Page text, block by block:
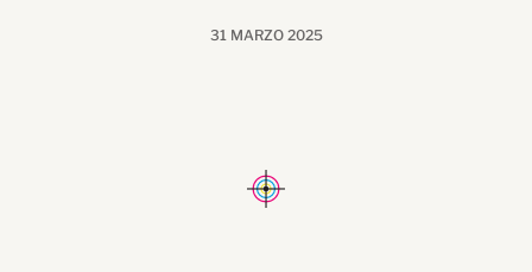
31 MARZO 2025